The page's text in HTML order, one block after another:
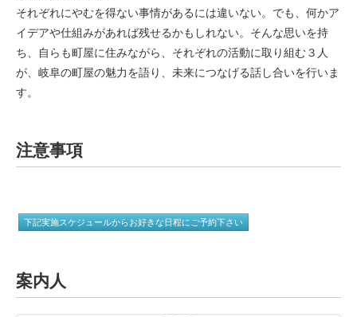
それぞれにやむを得ない事情があるには違いない。でも、何かア
イデアや仕組みがあれば残せるかもしれない。そんな思いを持
ち、自らも町屋に住みながら、それぞれの活動に取り組む３人
が、岐阜の町屋の魅力を語り、未来につなげる話し合いを行いま
す。
注意事項
下記実施スケジュールからお好きな日程にご予約下さい
案内人